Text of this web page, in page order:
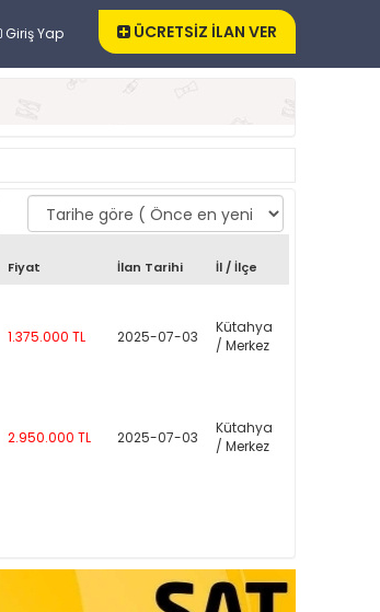
Giriş Yap ÜCRETSİZ İLAN VER
Fiyat İlan Tarihi İl / İlçe
1.375.000 TL 2025-07-03
Kütahya
/ Merkez
2.950.000 TL 2025-07-03
Kütahya
/ Merkez